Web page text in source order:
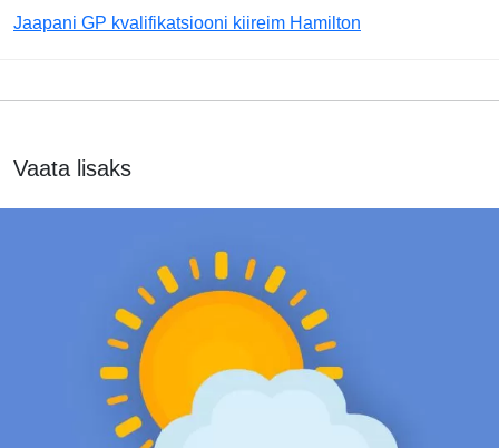
Jaapani GP kvalifikatsiooni kiireim Hamilton
Vaata lisaks